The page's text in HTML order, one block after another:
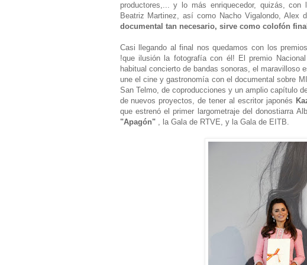
productores,... y lo más enriquecedor, quizás,
Beatriz Martinez, así como Nacho Vigalondo, Alex
documental tan necesario, sirve como colofón
Casi llegando al final nos quedamos con los
!que ilusión la fotografía con él! El premio
habitual concierto de bandas sonoras, el maravilloso
une el cine y gastronomía con el documental sobre
San Telmo, de coproducciones y un amplio capítulo
de nuevos proyectos, de tener al escritor japonés
que estrenó el primer largometraje del donostiarra
"Apagón", la Gala de RTVE, y la Gala de EITB.